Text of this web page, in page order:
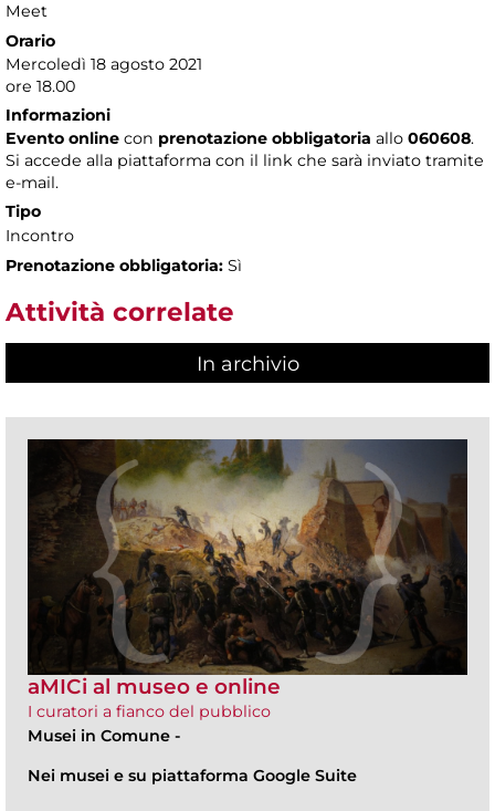
Meet
Orario
Mercoledì 18 agosto 2021
ore 18.00
Informazioni
Evento online con prenotazione obbligatoria allo 060608.
Si accede alla piattaforma con il link che sarà inviato tramite
e-mail.
Tipo
Incontro
Prenotazione obbligatoria: Sì
Attività correlate
In archivio
aMICi al museo e online
I curatori a fianco del pubblico
Musei in Comune -
Nei musei e su piattaforma Google Suite